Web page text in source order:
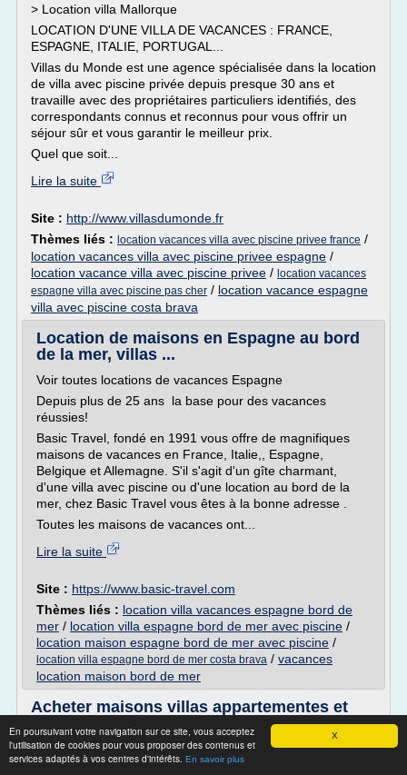
X
En poursuivant votre navigation sur ce site, vous acceptez
l'utilisation de cookies pour vous proposer des contenus et
services adaptés à vos centres d'intérêts. En savoir plus
> Location villa Mallorque
LOCATION D'UNE VILLA DE VACANCES : FRANCE,
ESPAGNE, ITALIE, PORTUGAL...
Villas du Monde est une agence spécialisée dans la location
de villa avec piscine privée depuis presque 30 ans et
travaille avec des propriétaires particuliers identifiés, des
correspondants connus et reconnus pour vous offrir un
séjour sûr et vous garantir le meilleur prix.
Quel que soit...
Lire la suite
Site : http://www.villasdumonde.fr
Thèmes liés : location vacances villa avec piscine privee france /
location vacances villa avec piscine privee espagne /
location vacance villa avec piscine privee / location vacances
espagne villa avec piscine pas cher / location vacance espagne
villa avec piscine costa brava
Location de maisons en Espagne au bord
de la mer, villas ...
Voir toutes locations de vacances Espagne
Depuis plus de 25 ans la base pour des vacances
réussies!
Basic Travel, fondé en 1991 vous offre de magnifiques
maisons de vacances en France, Italie,, Espagne,
Belgique et Allemagne. S'il s'agit d'un gîte charmant,
d'une villa avec piscine ou d'une location au bord de la
mer, chez Basic Travel vous êtes à la bonne adresse .
Toutes les maisons de vacances ont...
Lire la suite
Site : https://www.basic-travel.com
Thèmes liés : location villa vacances espagne bord de
mer / location villa espagne bord de mer avec piscine /
location maison espagne bord de mer avec piscine /
location villa espagne bord de mer costa brava / vacances
location maison bord de mer
Acheter maisons villas appartementes et
Denia Immobilier Alicante Costa Blanca, Denia villas
maisons à vendre - Magnifique maisons vue mer à Denia.